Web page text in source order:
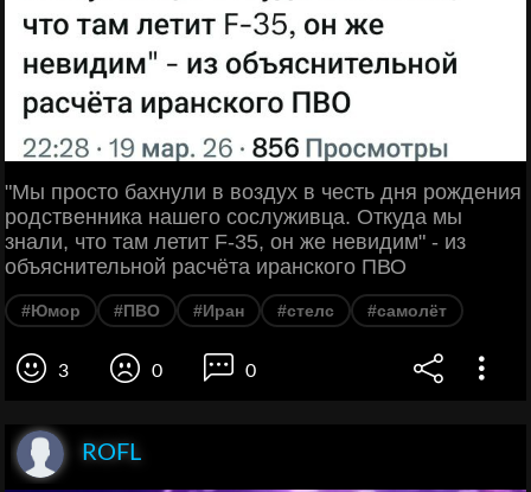
"Мы просто бахнули в воздух в честь дня рождения
родственника нашего сослуживца. Откуда мы
знали, что там летит F-35, он же невидим" - из
объяснительной расчёта иранского ПВО
#Юмор #ПВО #Иран #стелс #самолёт
3 0 0
ROFL